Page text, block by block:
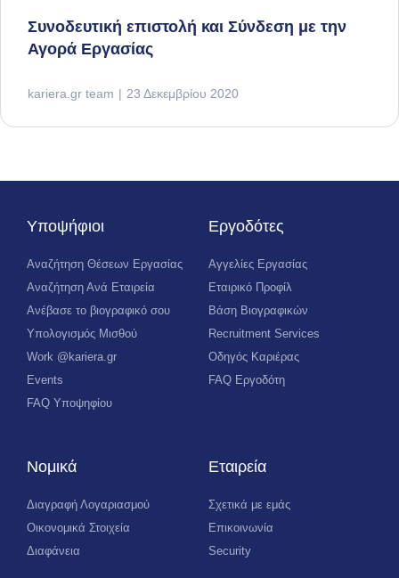
Συνοδευτική επιστολή και Σύνδεση με την
Αγορά Εργασίας
kariera.gr team 23 Δεκεμβρίου 2020
Υποψήφιοι
Αναζήτηση Θέσεων Εργασίας
Αναζήτηση Ανά Εταιρεία
Ανέβασε το βιογραφικό σου
Υπολογισμός Μισθού
Work @kariera.gr
Events
FAQ Υποψηφίου
Εργοδότες
Αγγελίες Εργασίας
Εταιρικό Προφίλ
Βάση Βιογραφικών
Recruitment Services
Οδηγός Καριέρας
FAQ Εργοδότη
Νομικά
Διαγραφή Λογαριασμού
Οικονομικά Στοιχεία
Διαφάνεια
Εταιρεία
Σχετικά με εμάς
Επικοινωνία
Security